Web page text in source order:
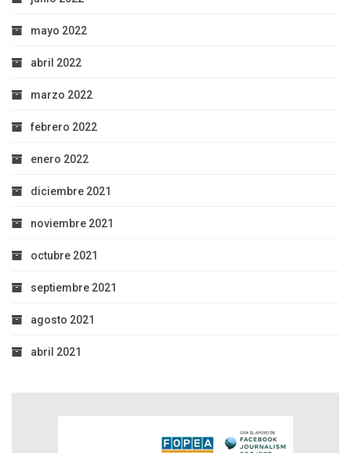
mayo 2022
abril 2022
marzo 2022
febrero 2022
enero 2022
diciembre 2021
noviembre 2021
octubre 2021
septiembre 2021
agosto 2021
abril 2021